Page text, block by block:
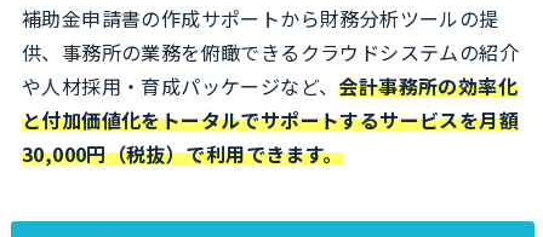
補助金申請書の作成サポートから財務分析ツールの提
供、事務所の業務を俯瞰できるクラウドシステムの紹介
や人材採用・育成パッケージなど、 会計事務所の効率化
と付加価値化をトータルでサポートするサービスを月額
30,000円（税抜）で利用できます。